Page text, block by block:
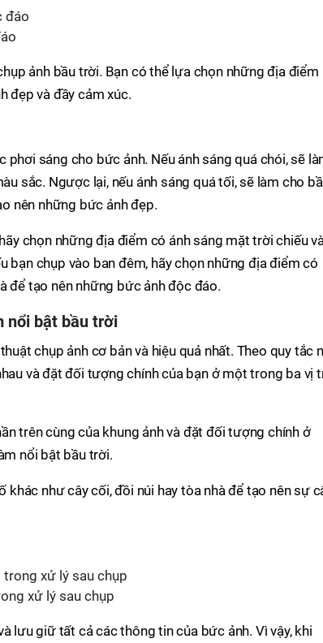
ảnh bầu trời. Bạn có thể lựa chọn những địa điểm
đẹp và đầy cảm xúc.
phơi sáng cho bức ảnh. Nếu ánh sáng quá chói, sẽ
sắc. Ngược lại, nếu ánh sáng quá tối, sẽ làm cho
nên những bức ảnh đẹp.
chọn những địa điểm có ánh sáng mặt trời chiếu
bạn chụp vào ban đêm, hãy chọn những địa điểm có
để tạo nên những bức ảnh độc đáo.
nổi bật bầu trời
chụp ảnh cơ bản và hiệu quả nhất. Theo quy tắc
và đặt đối tượng chính của bạn ở một trong ba vị
trên cùng của khung ảnh và đặt đối tượng chính ở
nổi bật bầu trời.
như cây cối, đồi núi hay tòa nhà để tạo nên sự
xử lý sau chụp
lưu giữ tất cả các thông tin của bức ảnh. Vì vậy, khi